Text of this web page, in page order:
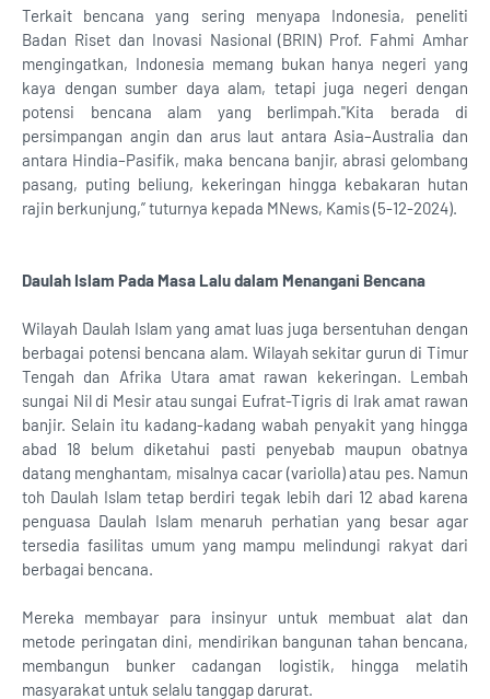
Terkait bencana yang sering menyapa Indonesia, peneliti
Badan Riset dan Inovasi Nasional (BRIN) Prof. Fahmi Amhar
mengingatkan, Indonesia memang bukan hanya negeri yang
kaya dengan sumber daya alam, tetapi juga negeri dengan
potensi bencana alam yang berlimpah."Kita berada di
persimpangan angin dan arus laut antara Asia–Australia dan
antara Hindia–Pasifik, maka bencana banjir, abrasi gelombang
pasang, puting beliung, kekeringan hingga kebakaran hutan
rajin berkunjung,” tuturnya kepada MNews, Kamis (5-12-2024).
Daulah Islam Pada Masa Lalu dalam Menangani Bencana
Wilayah Daulah Islam yang amat luas juga bersentuhan dengan
berbagai potensi bencana alam. Wilayah sekitar gurun di Timur
Tengah dan Afrika Utara amat rawan kekeringan. Lembah
sungai Nil di Mesir atau sungai Eufrat-Tigris di Irak amat rawan
banjir. Selain itu kadang-kadang wabah penyakit yang hingga
abad 18 belum diketahui pasti penyebab maupun obatnya
datang menghantam, misalnya cacar (variolla) atau pes. Namun
toh Daulah Islam tetap berdiri tegak lebih dari 12 abad karena
penguasa Daulah Islam menaruh perhatian yang besar agar
tersedia fasilitas umum yang mampu melindungi rakyat dari
berbagai bencana.
Mereka membayar para insinyur untuk membuat alat dan
metode peringatan dini, mendirikan bangunan tahan bencana,
membangun bunker cadangan logistik, hingga melatih
masyarakat untuk selalu tanggap darurat.